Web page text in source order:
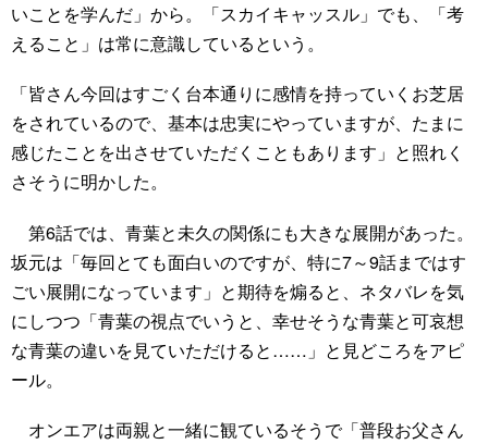
いことを学んだ」から。「スカイキャッスル」でも、「考
えること」は常に意識しているという。
「皆さん今回はすごく台本通りに感情を持っていくお芝居
をされているので、基本は忠実にやっていますが、たまに
感じたことを出させていただくこともあります」と照れく
さそうに明かした。
第6話では、青葉と未久の関係にも大きな展開があった。
坂元は「毎回とても面白いのですが、特に7～9話まではす
ごい展開になっています」と期待を煽ると、ネタバレを気
にしつつ「青葉の視点でいうと、幸せそうな青葉と可哀想
な青葉の違いを見ていただけると……」と見どころをアピ
ール。
オンエアは両親と一緒に観ているそうで「普段お父さん